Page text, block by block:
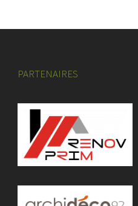
PARTENAIRES